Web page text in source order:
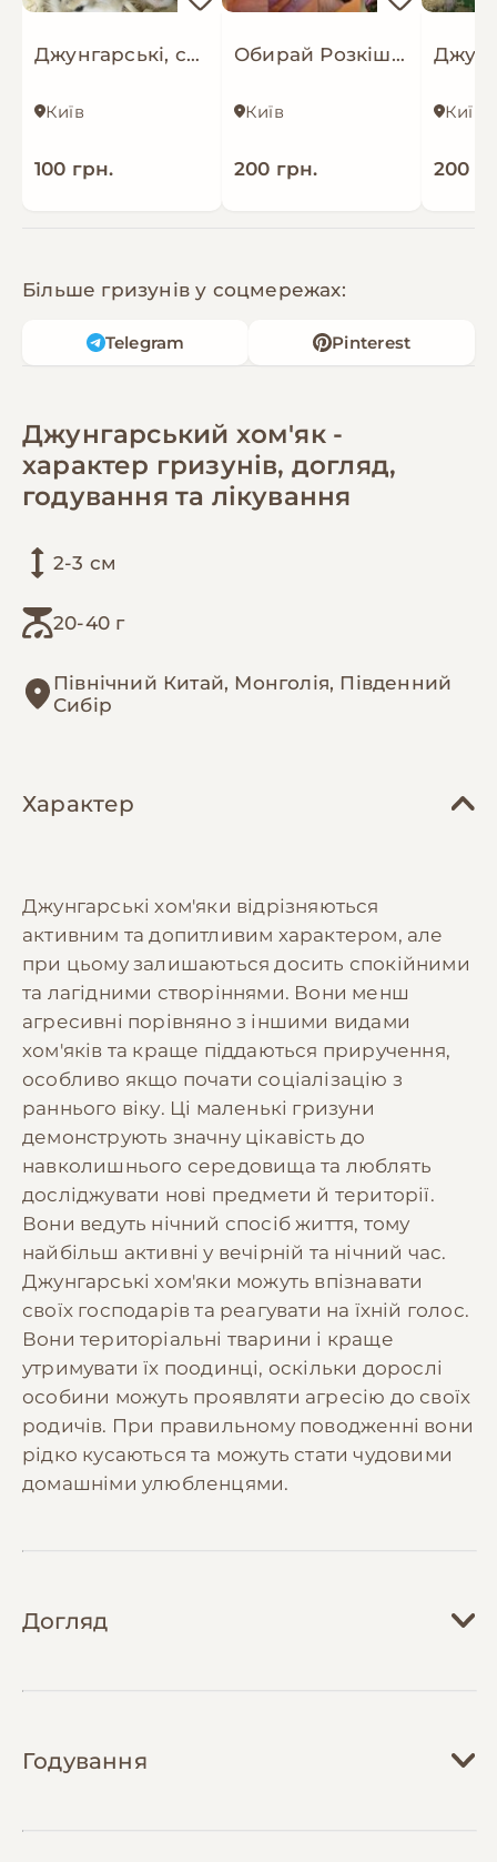
Джунгарські, сирійські хомячки та клітки
Київ
100 грн.
Обирай Розкішного Хома по відео
Київ
200 грн.
Київ
200
Більше гризунів у соцмережах:
Telegram Pinterest
Джунгарський хом'як -
характер гризунів, догляд,
годування та лікування
2-3 см
20-40 г
Північний Китай, Монголія, Південний
Сибір
Характер
Джунгарські хом'яки відрізняються
активним та допитливим характером, але
при цьому залишаються досить спокійними
та лагідними створіннями. Вони менш
агресивні порівняно з іншими видами
хом'яків та краще піддаються приручення,
особливо якщо почати соціалізацію з
раннього віку. Ці маленькі гризуни
демонструють значну цікавість до
навколишнього середовища та люблять
досліджувати нові предмети й території.
Вони ведуть нічний спосіб життя, тому
найбільш активні у вечірній та нічний час.
Джунгарські хом'яки можуть впізнавати
своїх господарів та реагувати на їхній голос.
Вони територіальні тварини і краще
утримувати їх поодинці, оскільки дорослі
особини можуть проявляти агресію до своїх
родичів. При правильному поводженні вони
рідко кусаються та можуть стати чудовими
домашніми улюбленцями.
Догляд
забезпечення просторої клітки площею не
менше 2500 см² з кількома рівнями. Клітка
не менше 20 см, будиночок для сну, іграшки
Годування